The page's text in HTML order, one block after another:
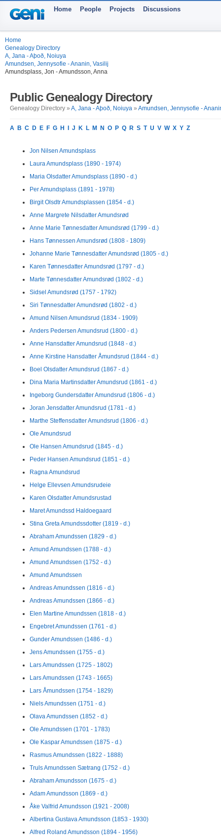
Home People Projects Discussions
Home
Genealogy Directory
A, Jana - Aþoð, Noiuya
Amundsen, Jennysofie - Ananin, Vasilij
Amundsplass, Jon - Amundsson, Anna
Public Genealogy Directory
Genealogy Directory » A, Jana - Aþoð, Noiuya » Amundsen, Jennysofie -
A B C D E F G H J K L M N O P Q R S T U V W X Y Z
Jon Nilsen Amundsplass
Laura Amundsplass (1890 - 1974)
Maria Olsdatter Amundsplass (1890 - d.)
Per Amundsplass (1891 - 1978)
Birgit Olsdtr Amundsplassen (1854 - d.)
Anne Margrete Nilsdatter Amundsrød
Anne Marie Tønnesdatter Amundsrød (1799 - d.)
Hans Tønnessen Amundsrød (1808 - 1809)
Johanne Marie Tønnesdatter Amundsrød (1805 - d.)
Karen Tønnesdatter Amundsrød (1797 - d.)
Marte Tønnesdatter Amundsrød (1802 - d.)
Sidsel Amundsrød (1757 - 1792)
Siri Tønnesdatter Amundsrød (1802 - d.)
Amund Nilsen Amundsrud (1834 - 1909)
Anders Pedersen Amundsrud (1800 - d.)
Anne Hansdatter Amundsrud (1848 - d.)
Anne Kirstine Hansdatter Åmundsrud (1844 - d.)
Boel Olsdatter Amundsrud (1867 - d.)
Dina Maria Martinsdatter Amundsrud (1861 - d.)
Ingeborg Gundersdatter Amundsrud (1806 - d.)
Joran Jensdatter Amundsrud (1781 - d.)
Marthe Steffensdatter Amundsrud (1806 - d.)
Ole Amundsrud
Ole Hansen Amundsrud (1845 - d.)
Peder Hansen Amundsrud (1851 - d.)
Ragna Amundsrud
Helge Ellevsen Amundsrudeie
Karen Olsdatter Amundsrustad
Maret Amundssd Haldoegaard
Stina Greta Amundssdotter (1819 - d.)
Abraham Amundssen (1829 - d.)
Amund Amundssen (1788 - d.)
Amund Amundssen (1752 - d.)
Amund Amundssen
Andreas Amundssen (1816 - d.)
Andreas Amundssen (1866 - d.)
Elen Martine Amundssen (1818 - d.)
Engebret Amundssen (1761 - d.)
Gunder Amundssen (1486 - d.)
Jens Amundssen (1755 - d.)
Lars Amundssen (1725 - 1802)
Lars Amundssen (1743 - 1665)
Lars Åmundssen (1754 - 1829)
Niels Amundssen (1751 - d.)
Olava Amundssen (1852 - d.)
Ole Amundssen (1701 - 1783)
Ole Kaspar Amundssen (1875 - d.)
Rasmus Amundssen (1822 - 1888)
Truls Amundssen Sætrang (1752 - d.)
Abraham Amundsson (1675 - d.)
Adam Amundsson (1869 - d.)
Åke Valfrid Amundsson (1921 - 2008)
Albertina Gustava Amundsson (1853 - 1930)
Alfred Roland Amundsson (1894 - 1956)